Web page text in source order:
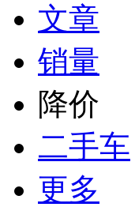
文章
销量
降价
二手车
更多